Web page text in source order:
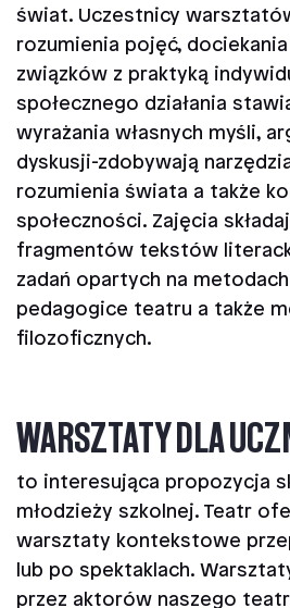
świat. Uczestnicy
rozumienia pojęć,
związków z praktyką
społecznego działania
wyrażania własnych myśli,
dyskusji-zdobywają
rozumienia świata a także
społeczności. Zajęcia
fragmentów tekstów
zadań opartych na
pedagogice teatru a także
filozoficznych.
WARSZTATY DLA
to interesująca propozycja
młodzieży szkolnej. Teatr
warsztaty kontekstowe
lub po spektaklach.
przez aktorów naszego